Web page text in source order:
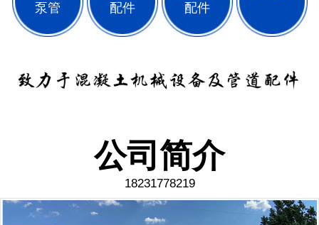
泵管
配件
配件
公司简介
18231778219